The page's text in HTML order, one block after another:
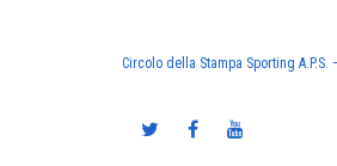
Circolo della Stampa Sporting A.P.S.